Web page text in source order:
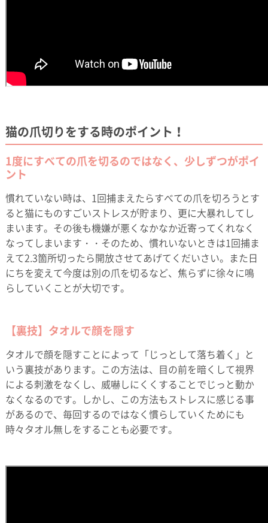
猫の爪切りをする時のポイント！
1度にすべての爪を切るのではなく、少しずつがポイ
ント
慣れていない時は、1回捕まえたらすべての爪を切ろうとす
ると猫にものすごいストレスが貯まり、更に大暴れしてし
まいます。その後も機嫌が悪くなかなか近寄ってくれなく
なってしまいます・・そのため、慣れいないときは1回捕ま
えて2.3箇所切ったら開放させてあげてくだいさい。また日
にちを変えて今度は別の爪を切るなど、焦らずに徐々に鳴
らしていくことが大切です。
【裏技】タオルで顔を隠す
タオルで顔を隠すことによって「じっとして落ち着く」と
いう裏技があります。この方法は、目の前を暗くして視界
による刺激をなくし、威嚇しにくくすることでじっと動か
なくなるのです。しかし、この方法もストレスに感じる事
があるので、毎回するのではなく慣らしていくためにも
時々タオル無しをすることも必要です。